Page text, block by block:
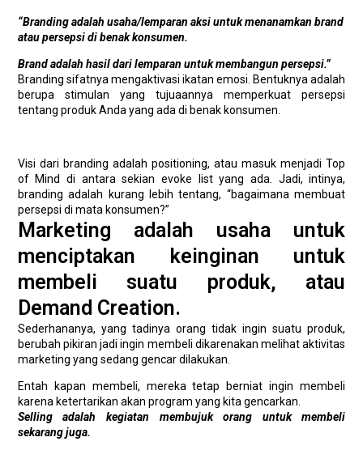
“Branding adalah usaha/lemparan aksi untuk menanamkan brand
atau persepsi di benak konsumen.
Brand adalah hasil dari lemparan untuk membangun persepsi.”
Branding sifatnya mengaktivasi ikatan emosi. Bentuknya adalah
berupa stimulan yang tujuaannya memperkuat persepsi
tentang produk Anda yang ada di benak konsumen.
Visi dari branding adalah positioning, atau masuk menjadi Top
of Mind di antara sekian evoke list yang ada. Jadi, intinya,
branding adalah kurang lebih tentang, “bagaimana membuat
persepsi di mata konsumen?”
Marketing adalah usaha untuk
menciptakan keinginan untuk
membeli suatu produk, atau
Demand Creation.
Sederhananya, yang tadinya orang tidak ingin suatu produk,
berubah pikiran jadi ingin membeli dikarenakan melihat aktivitas
marketing yang sedang gencar dilakukan.
Entah kapan membeli, mereka tetap berniat ingin membeli
karena ketertarikan akan program yang kita gencarkan.
Selling adalah kegiatan membujuk orang untuk membeli
sekarang juga.